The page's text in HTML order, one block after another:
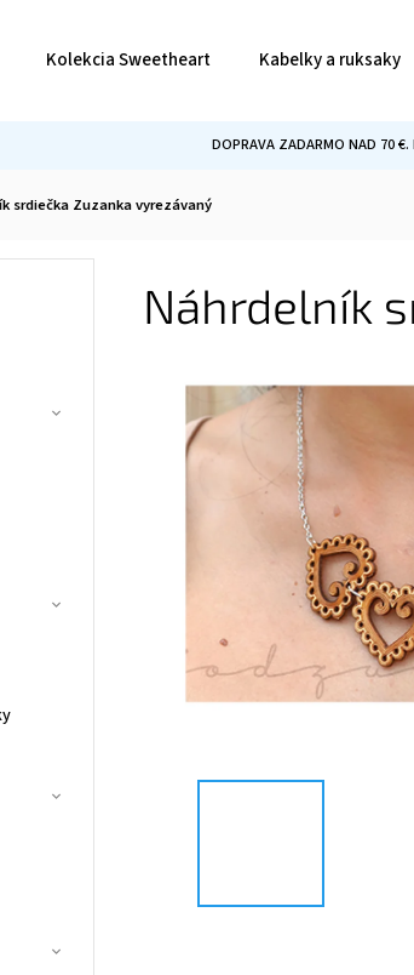
Kolekcia Sweetheart Kabelky a ruksaky
DOPRAVA ZADARMO NAD
srdiečka Zuzanka vyrezávaný
Náhrdelník